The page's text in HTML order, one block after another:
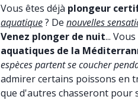
Vous êtes déjà plongeur
aquatique? De nouvelles
Venez plonger de nuit...
aquatiques de la
espèces partent se coucher
admirer certains poissons en
que d'autres chasseront pour